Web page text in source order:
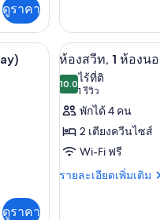
ดูราคา
ส์,
2
ห้อง
นอน,
ปลอด
บุหรี่
(Skyline
Suite)
กับ
เพ
นท์
ส์,
ห้อง
นอน,
บุหรี่
(Skyline
Suite)
, ปลอดบุหรี่ (Broadway) | เตารีด
ดูราคา
เปิด
ภาพถ่าย
ทั้งหมด
ของ
ห้อง
2
ห้องสวีท, 1 ห้องน
10.010.0 จาก 10
ไร้ที่ติ
1 รีวิว
(1
รีวิว)
พักได้ 4 คน
2 เตียงควีนไซส์
Wi-Fi ฟรี
รายละเอียดเพิ่มเติม
ราย